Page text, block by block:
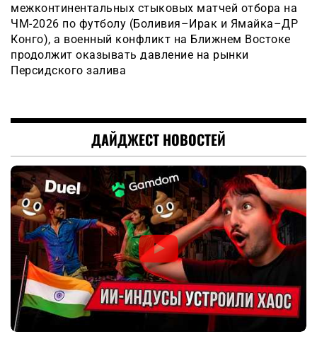
межконтинентальных стыковых матчей отбора на
ЧМ-2026 по футболу (Боливия–Ирак и Ямайка–ДР
Конго), а военный конфликт на Ближнем Востоке
продолжит оказывать давление на рынки
Персидского залива
ДАЙДЖЕСТ НОВОСТЕЙ